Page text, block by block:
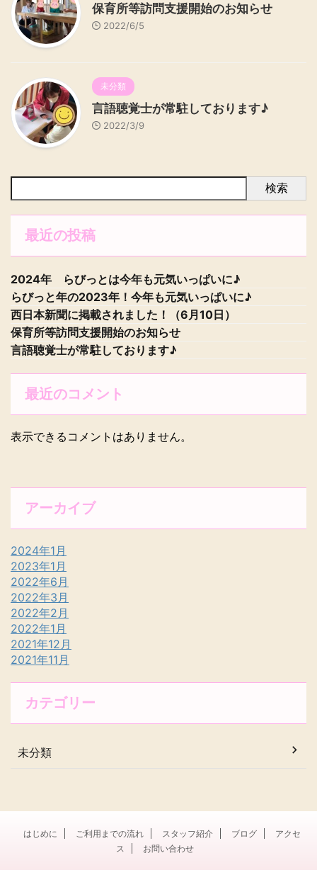
保育所等訪問支援開始のお知らせ
2022/6/5
未分類
言語聴覚士が常駐しております♪
2022/3/9
検索
最近の投稿
2024年 らびっとは今年も元気いっぱいに♪
らびっと年の2023年！今年も元気いっぱいに♪
西日本新聞に掲載されました！（6月10日）
保育所等訪問支援開始のお知らせ
言語聴覚士が常駐しております♪
最近のコメント
表示できるコメントはありません。
アーカイブ
2024年1月
2023年1月
2022年6月
2022年3月
2022年2月
2022年1月
2021年12月
2021年11月
カテゴリー
未分類
はじめに ご利用までの流れ スタッフ紹介 ブログ
アクセ
ス
お問い合わせ